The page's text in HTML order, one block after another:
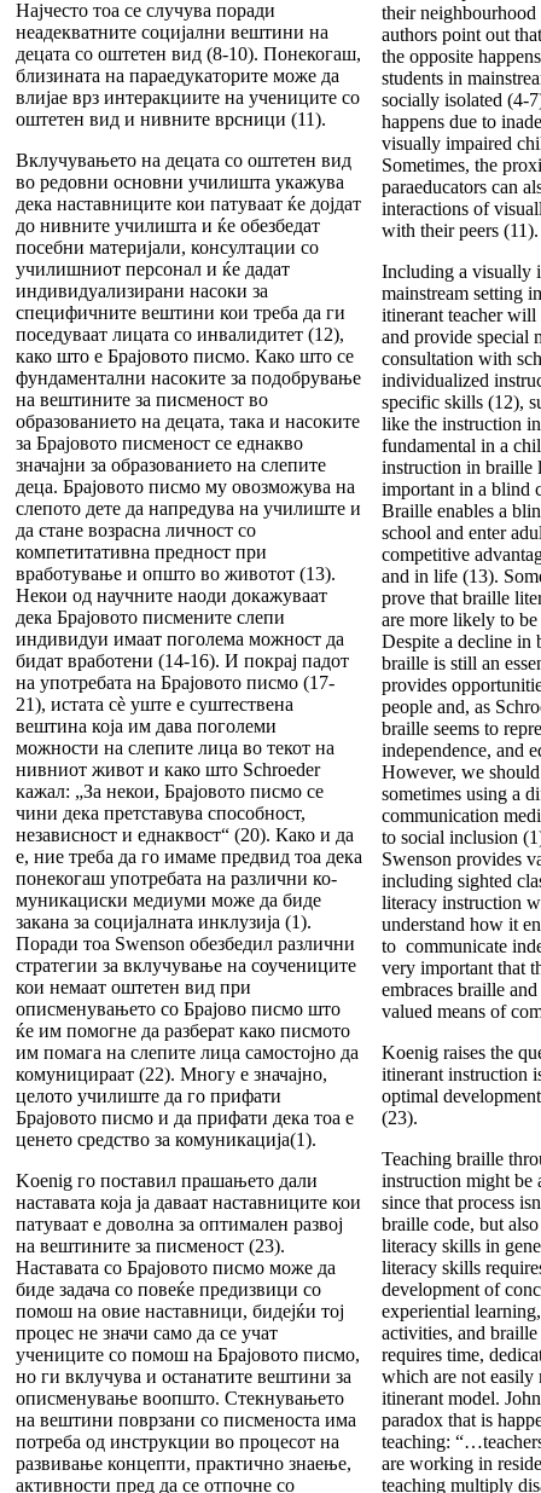
Најчесто тоа се случува поради
неадекватните социјални вештини на
децата со оштетен вид (8-10). Понекогаш,
близината на параедукаторите може да
влијае врз интеракциите на учениците со
оштетен вид и нивните врсници (11).
Вклучувањето на децата со оштетен вид
во редовни основни училишта укажува
дека наставниците кои патуваат ќе дојдат
до нивните училишта и ќе обезбедат
посебни материјали, консултации со
училишниот персонал и ќе дадат
индивидуализирани насоки за
специфичните вештини кои треба да ги
поседуваат лицата со инвалидитет (12),
како што е Брајовото писмо. Како што се
фундаментални насоките за подобрување
на вештините за писменост во
образованието на децата, така и насоките
за Брајовото писменост се еднакво
значајни за образованието на слепите
деца. Брајовото писмо му овозможува на
слепото дете да напредува на училиште и
да стане возрасна личност со
компетитативна предност при
вработување и општо во животот (13).
Некои од научните наоди докажуваат
дека Брајовото писмените слепи
индивидуи имаат поголема можност да
бидат вработени (14-16). И покрај падот
на употребата на Брајовото писмо (17-
21), истата сè уште е суштествена
вештина која им дава поголеми
можности на слепите лица во текот на
нивниот живот и како што Schroeder
кажал: „За некои, Брајовото писмо се
чини дека претставува способност,
независност и еднаквост“ (20). Како и да
е, ние треба да го имаме предвид тоа дека
понекогаш употребата на различни ко-
муникациски медиуми може да биде
закана за социјалната инклузија (1).
Поради тоа Swenson обезбедил различни
стратегии за вклучување на соучениците
кои немаат оштетен вид при
описменувањето со Браjово писмо што
ќе им помогне да разберат како писмото
им помага на слепите лица самостојно да
комуницираат (22). Многу е значајно,
целото училиште да го прифати
Брајовото писмо и да прифати дека тоа е
ценето средство за комуникација(1).
Koenig го поставил прашањето дали
наставата која ја даваат наставниците кои
патуваат е доволна за оптимален развој
на вештините за писменост (23).
Наставата со Брајовото писмо може да
биде задача со повеќе предизвици со
помош на овие наставници, бидејќи тој
процес не значи само да се учат
учениците со помош на Брајовото писмо,
но ги вклучува и останатите вештини за
описменување воопшто. Стекнувањето
на вештини поврзани со писменоста има
потреба од инструкции во процесот на
развивање концепти, практично знаење,
активности пред да се отпочне со
their neighbourhood
authors point out
the opposite
students in
socially isolated (4-
happens due to
visually impaired
Sometimes, the
paraeducators can
interactions of
with their peers (11).
Including a visually
mainstream setting
itinerant teacher
and provide special
consultation with
individualized
specific skills (12),
like the instruction
fundamental in a
instruction in braille
important in a blind
Braille enables a
school and enter
competitive
and in life (13).
prove that braille
are more likely to
Despite a decline in
braille is still an
provides
people and, as
braille seems to
independence, and
However, we
sometimes using a
communication
to social inclusion
Swenson provides
including sighted
literacy instruction
understand how it
to communicate
very important that
embraces braille
valued means of
Koenig raises the
itinerant instruction
optimal
(23).
Teaching braille
instruction might be
since that process
braille code, but
literacy skills in
literacy skills
development of
experiential
activities, and
requires time,
which are not easily
itinerant model.
paradox that is
teaching:
are working in
teaching multiply